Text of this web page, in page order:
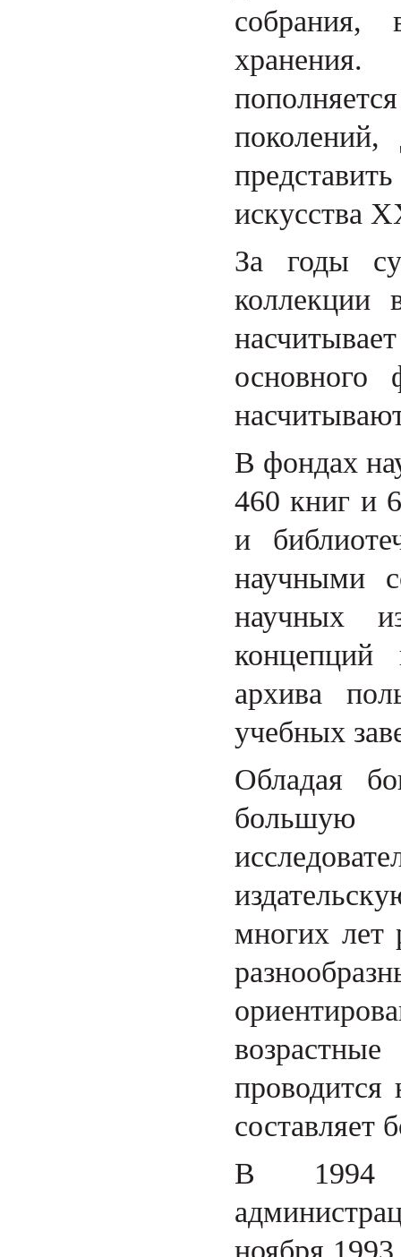
искусства
За годы
коллекции
основного
В фондах
460 книг и
и
научными
научных
концепций
архива
учебных
Обладая
многих лет
составляет
В 1994
ноября